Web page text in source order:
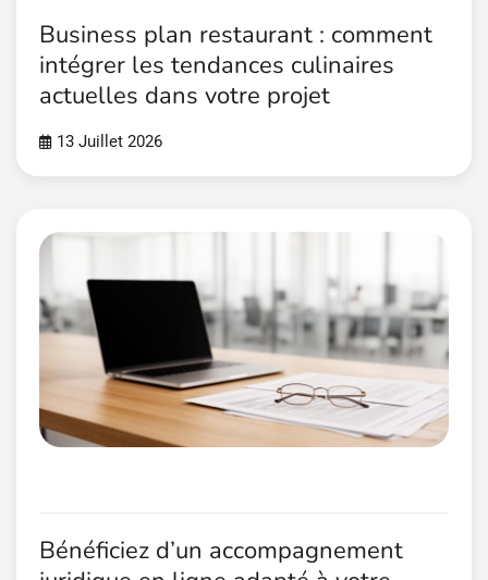
Business plan restaurant : comment
intégrer les tendances culinaires
actuelles dans votre projet
13 Juillet 2026
Bénéficiez d’un accompagnement